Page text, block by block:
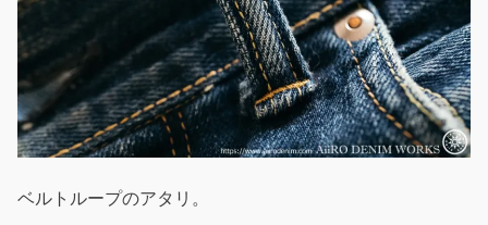
ベルトループのアタリ。